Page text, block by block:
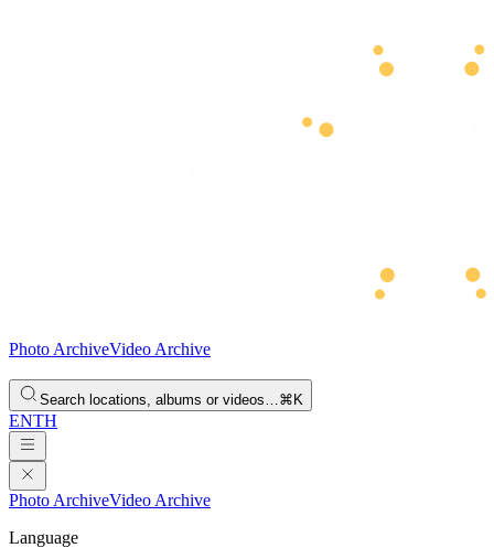
Photo ArchiveVideo Archive
Search locations, albums or videos…⌘K
ENTH
Photo ArchiveVideo Archive
Language